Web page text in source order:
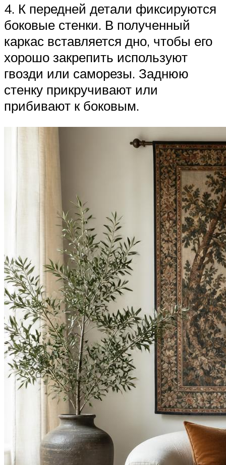
4. К передней детали фиксируются
боковые стенки. В полученный
каркас вставляется дно, чтобы его
хорошо закрепить используют
гвозди или саморезы. Заднюю
стенку прикручивают или
прибивают к боковым.